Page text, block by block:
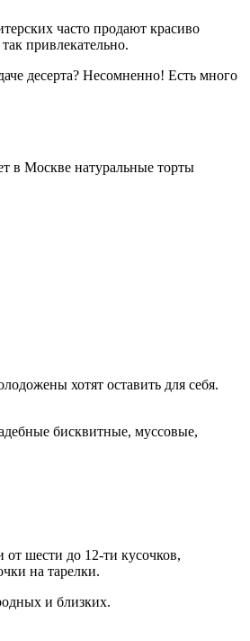
часто продают красиво
привлекательно.
десерта? Несомненно! Есть много
в Москве натуральные торты
хотят оставить для себя.
бисквитные, муссовые,
от шести до 12-ти кусочков,
на тарелки.
и близких.